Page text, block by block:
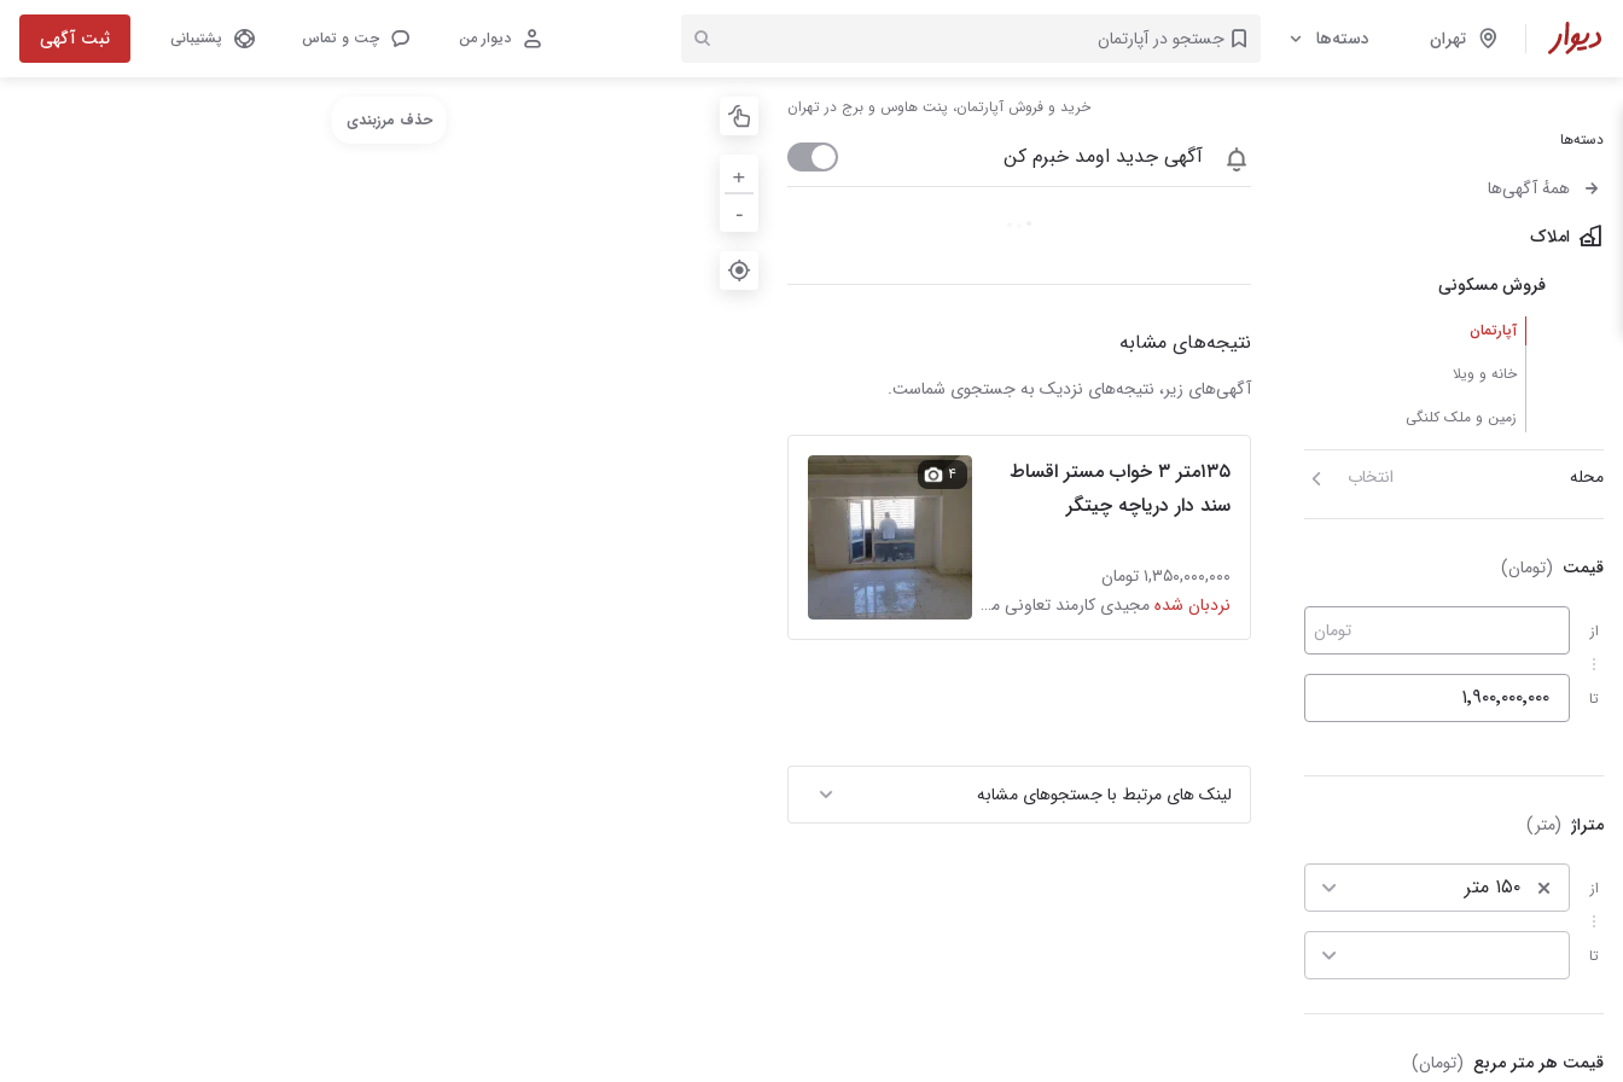
تهران دسته‌ها دیوار من چت و تماس پشتیبانی ثبت آگهی
دسته‌ها
همهٔ آگهی‌ها
املاک
فروش مسکونی
آپارتمان
خانه و ویلا
زمین و ملک کلنگی
محله انتخاب
قیمت (تومان)
از
تا
تومان
متراژ (متر)
از
تا
۱۵۰ متر 150
قیمت هر متر مربع (تومان)
خرید و فروش آپارتمان، پنت هاوس و برج در تهران
آگهی جدید اومد خبرم کن
نتیجه‌های مشابه
آگهی‌های زیر، نتیجه‌های نزدیک به جستجوی شماست.
۱۳۵متر ۳ خواب مستر اقساط
سند دار دریاچه چیتگر
۱,۳۵۰,۰۰۰,۰۰۰ تومان
نردبان شده
مجیدی کارمند تعاونی مسکن چیتگر در شهرک چیتگر
۴
لینک های مرتبط با جستجوهای مشابه
+
-
حذف مرزبندی